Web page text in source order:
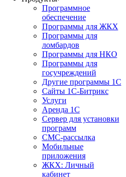
Программное
обеспечение
Программы для ЖКХ
Программы для
ломбардов
Программы для НКО
Программы для
госучреждений
Другие программы 1С
Сайты 1С-Битрикс
Услуги
Аренда 1С
Сервер для установки
программ
СМС-рассылка
Мобильные
приложения
ЖКХ: Личный
кабинет